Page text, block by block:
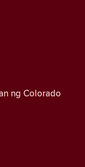
ng Colorado